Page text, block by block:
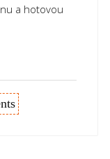
a hotovou